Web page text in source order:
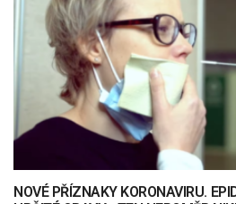
NOVÉ PŘÍZNAKY KORONAVIRU.